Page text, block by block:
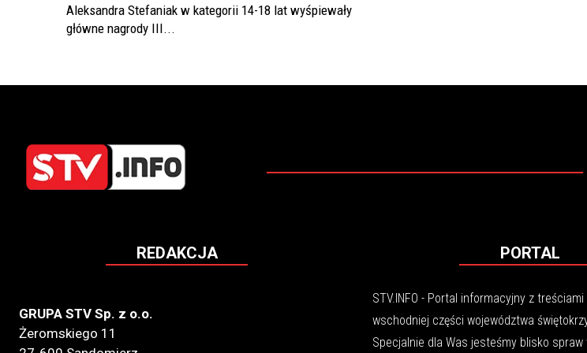
Aleksandra Stefaniak w kategorii 14-18 lat wyśpiewały
główne nagrody III...
REDAKCJA
GRUPA STV Sp. z o.o.
Żeromskiego 11
PORTAL
STV.INFO - Portal informacyjny z
wschodniej części województwa
Specjalnie dla Was jesteśmy blisko spraw